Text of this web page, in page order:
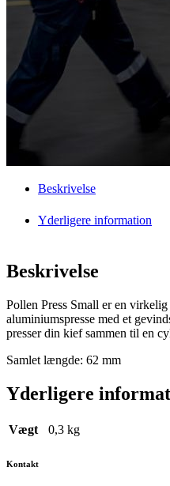
Beskrivelse
Yderligere information
Beskrivelse
Pollen Press Small er en
aluminiumspresse med et
presser din kief sammen til en
Samlet længde: 62 mm
Yderligere
Vægt 0,3 kg
Kontakt